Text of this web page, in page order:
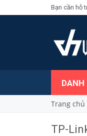
Bạn cần hỗ
Trang chủ
TP-